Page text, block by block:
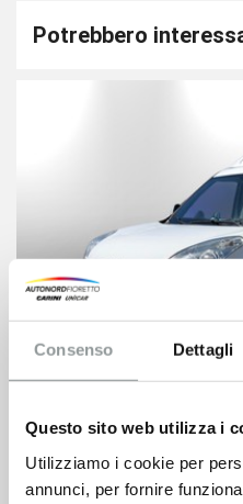
Consenso Dettagli
Questo sito web utilizza i
Utilizziamo i cookie per
annunci, per fornire
Potrebbero
Fiat Doblò
6.750€